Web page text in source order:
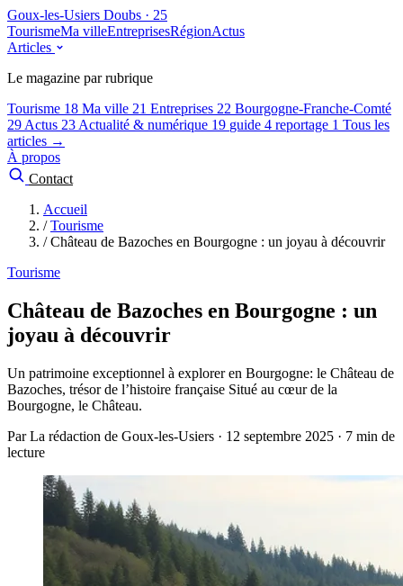
Goux-les-Usiers Doubs · 25
TourismeMa villeEntreprisesRégionActus
Articles
Le magazine par rubrique
Tourisme 18 Ma ville 21 Entreprises 22 Bourgogne-Franche-Comté
29 Actus 23 Actualité & numérique 19 guide 4 reportage 1 Tous les
articles →
À propos
Contact
Accueil
/ Tourisme
/ Château de Bazoches en Bourgogne : un joyau à découvrir
Tourisme
Château de Bazoches en Bourgogne : un
joyau à découvrir
Un patrimoine exceptionnel à explorer en Bourgogne: le Château de
Bazoches, trésor de l’histoire française Situé au cœur de la
Bourgogne, le Château.
Par La rédaction de Goux-les-Usiers · 12 septembre 2025 · 7 min de
lecture